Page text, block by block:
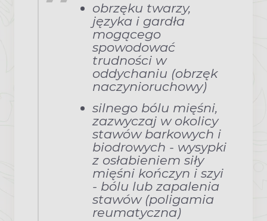
obrzęku twarzy,
języka i gardła
mogącego
spowodować
trudności w
oddychaniu (obrzęk
naczynioruchowy)
silnego bólu mięśni,
zazwyczaj w okolicy
stawów barkowych i
biodrowych - wysypki
z osłabieniem siły
mięśni kończyn i szyi
- bólu lub zapalenia
stawów (poligamia
reumatyczna)